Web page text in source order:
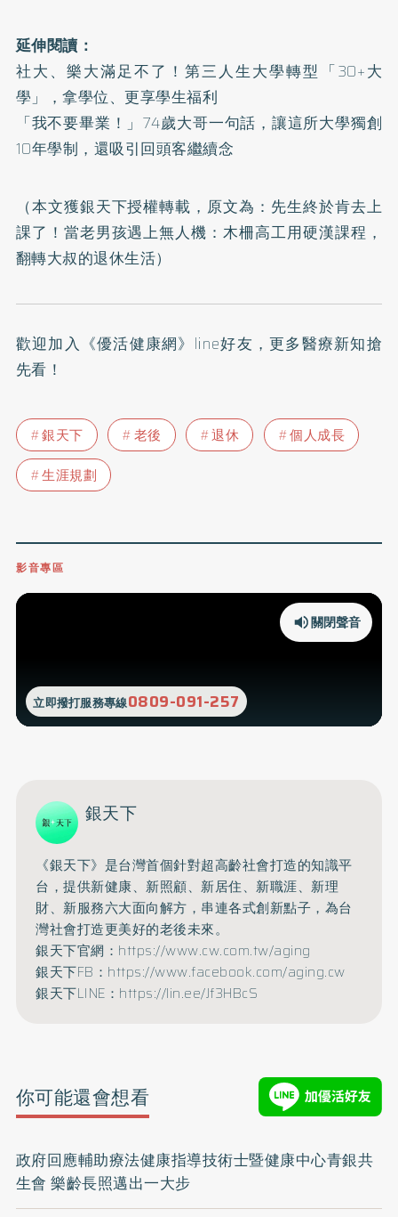
延伸閱讀：
社大、樂大滿足不了！第三人生大學轉型「30+大
學」，拿學位、更享學生福利
「我不要畢業！」74歲大哥一句話，讓這所大學獨創
10年學制，還吸引回頭客繼續念
（本文獲銀天下授權轉載，原文為： 先生終於肯去上
課了！當老男孩遇上無人機：木柵高工用硬漢課程，
翻轉大叔的退休生活）
歡迎加入 《優活健康網》line好友 ，更多醫療新知搶
先看！
銀天下 老後 退休
個人成長
生涯規劃
影音專區
立即撥打服務專線0809-091-257
關閉聲音
銀天下
《銀天下》是台灣首個針對超高齡社會打造的知識平
台，提供新健康、新照顧、新居住、新職涯、新理
財、新服務六大面向解方，串連各式創新點子， 為台
灣社會打造更美好的老後未來。
銀天下官網： https://www.cw.com.tw/aging
銀天下FB： https://www.facebook.com/aging.cw
銀天下LINE： https://lin.ee/Jf3HBcS
你可能還會想看
政府回應輔助療法健康指導技術士暨健康中心青銀共
生會 樂齡長照邁出一大步